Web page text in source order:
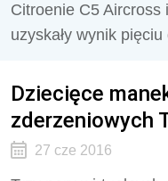
Citroenie C5 Aircross
uzyskały wynik
Dziecięce
zderzeniowych
27 cze 2016